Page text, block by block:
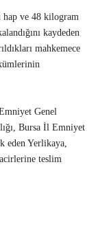
hap ve 48 kilogram
kaydeden
mahkemece
Genel
Bursa İl Emniyet
eden Yerlikaya,
teslim